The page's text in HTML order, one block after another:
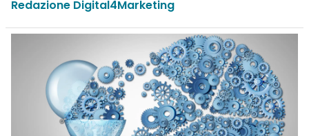
Redazione Digital4Marketing